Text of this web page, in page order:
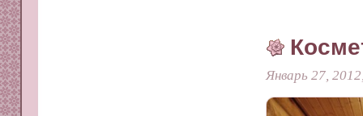
Январь 27,